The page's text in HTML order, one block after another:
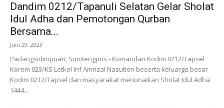
Dandim 0212/Tapanuli Selatan Gelar Sholat
Idul Adha dan Pemotongan Qurban
Bersama...
Juni 29, 2023
Padangsidimpuan, Sumtengpos - Komandan Kodim 0212/Tapsel
Korem 023/KS Letkol Inf Amrizal Nasution beserta keluarga besar
Kodim 0212/Tapsel dan masyarakat menunaikan Sholat Idul Adha
1444...